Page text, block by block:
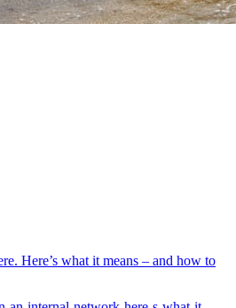
Here’s what it means – and how to